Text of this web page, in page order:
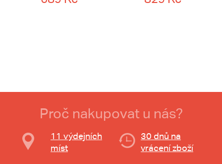
Proč nakupovat u nás?
11 výdejních
míst
30 dnů na
vrácení zboží